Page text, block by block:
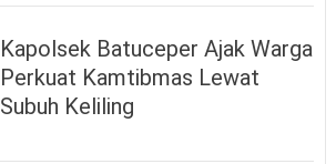
Kapolsek Batuceper Ajak Warga
Perkuat Kamtibmas Lewat
Subuh Keliling